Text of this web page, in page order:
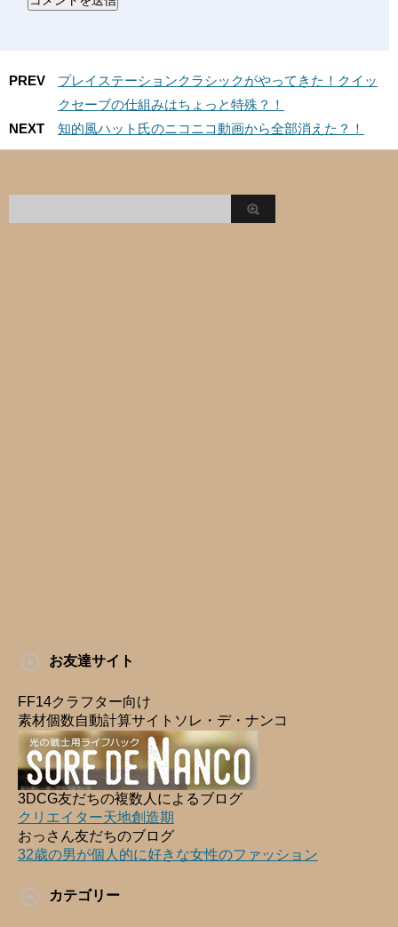
PREV
プレイステーションクラシックがやってきた！クイッ
クセーブの仕組みはちょっと特殊？！
NEXT
知的風ハット氏のニコニコ動画から全部消えた？！
お友達サイト
FF14クラフター向け
素材個数自動計算サイトソレ・デ・ナンコ
3DCG友だちの複数人によるブログ
クリエイター天地創造期
おっさん友だちのブログ
32歳の男が個人的に好きな女性のファッション
カテゴリー